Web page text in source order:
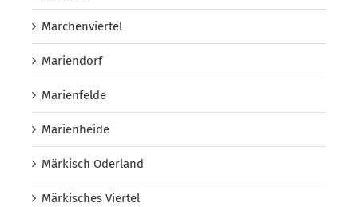
Märchenviertel
Mariendorf
Marienfelde
Marienheide
Märkisch Oderland
Märkisches Viertel